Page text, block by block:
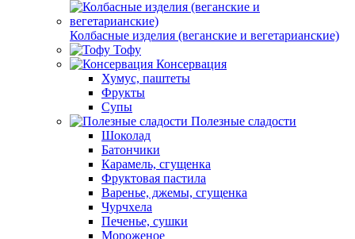
Колбасные изделия (веганские и вегетарианские)
Тофу
Консервация
Хумус, паштеты
Фрукты
Супы
Полезные сладости
Шоколад
Батончики
Карамель, сгущенка
Фруктовая пастила
Варенье, джемы, сгущенка
Чурчхела
Печенье, сушки
Мороженое